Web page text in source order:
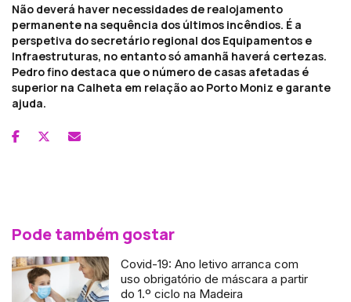
Não deverá haver necessidades de realojamento
permanente na sequência dos últimos incêndios. É a
perspetiva do secretário regional dos Equipamentos e
Infraestruturas, no entanto só amanhã haverá certezas.
Pedro fino destaca que o número de casas afetadas é
superior na Calheta em relação ao Porto Moniz e garante
ajuda.
Pode também gostar
Covid-19: Ano letivo arranca com
uso obrigatório de máscara a partir
do 1.º ciclo na Madeira